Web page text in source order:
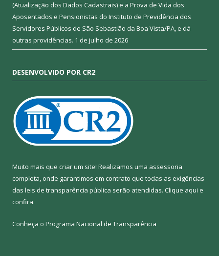
(Atualização dos Dados Cadastrais) e a Prova de Vida dos
Aposentados e Pensionistas do Instituto de Previdência dos
Servidores Públicos de São Sebastião da Boa Vista/PA, e dá
outras providências. 1 de julho de 2026
DESENVOLVIDO POR CR2
Muito mais que criar um site! Realizamos uma assessoria
completa, onde garantimos em contrato que todas as exigências
das leis de transparência pública serão atendidas. Clique aqui e
confira.
Conheça o Programa Nacional de Transparência